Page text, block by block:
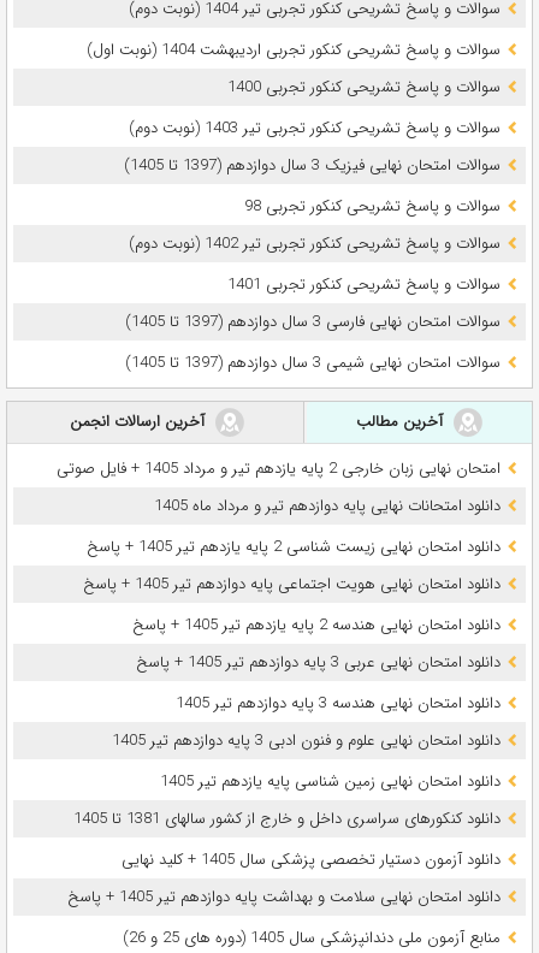
سوالات و پاسخ تشریحی کنکور تجربی تیر 1404 (نوبت دوم)
سوالات و پاسخ تشریحی کنکور تجربی اردیبهشت 1404 (نوبت اول)
سوالات و پاسخ تشریحی کنکور تجربی 1400
سوالات و پاسخ تشریحی کنکور تجربی تیر 1403 (نوبت دوم)
سوالات امتحان نهایی فیزیک 3 سال دوازدهم (1397 تا 1405)
سوالات و پاسخ تشریحی کنکور تجربی 98
سوالات و پاسخ تشریحی کنکور تجربی تیر 1402 (نوبت دوم)
سوالات و پاسخ تشریحی کنکور تجربی 1401
سوالات امتحان نهایی فارسی 3 سال دوازدهم (1397 تا 1405)
سوالات امتحان نهایی شیمی 3 سال دوازدهم (1397 تا 1405)
آخرین مطالب
آخرین ارسالات انجمن
امتحان نهایی زبان خارجی 2 پایه یازدهم تیر و مرداد 1405 + فایل صوتی
دانلود امتحانات نهایی پایه دوازدهم تیر و مرداد ماه 1405
دانلود امتحان نهایی زیست شناسی 2 پایه یازدهم تیر 1405 + پاسخ
دانلود امتحان نهایی هویت اجتماعی پایه دوازدهم تیر 1405 + پاسخ
دانلود امتحان نهایی هندسه 2 پایه یازدهم تیر 1405 + پاسخ
دانلود امتحان نهایی عربی 3 پایه دوازدهم تیر 1405 + پاسخ
دانلود امتحان نهایی هندسه 3 پایه دوازدهم تیر 1405
دانلود امتحان نهایی علوم و فنون ادبی 3 پایه دوازدهم تیر 1405
دانلود امتحان نهایی زمین شناسی پایه یازدهم تیر 1405
دانلود کنکورهای سراسری داخل و خارج از کشور سالهای 1381 تا 1405
دانلود آزمون دستیار تخصصی پزشکی سال 1405 + کلید نهایی
دانلود امتحان نهایی سلامت و بهداشت پایه دوازدهم تیر 1405 + پاسخ
ﻣﻨﺎﺑﻊ آزﻣﻮن ﻣﻠﯽ دندانپزشکی سال 1405 (دوره های 25 و 26)